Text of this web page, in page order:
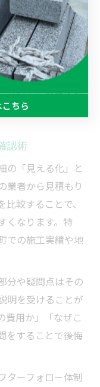
ォロー」の有無も
工事後の不具合や
応してもらえる
安心して外構を利
認術
の「見える化」と
業者から見積もり
較することで、
くなります。特
での施工実績や地
分や疑問点はその
明を受けることが
費用か」「なぜこ
をすることで後悔
ターフォロー体制
ちら
ちら